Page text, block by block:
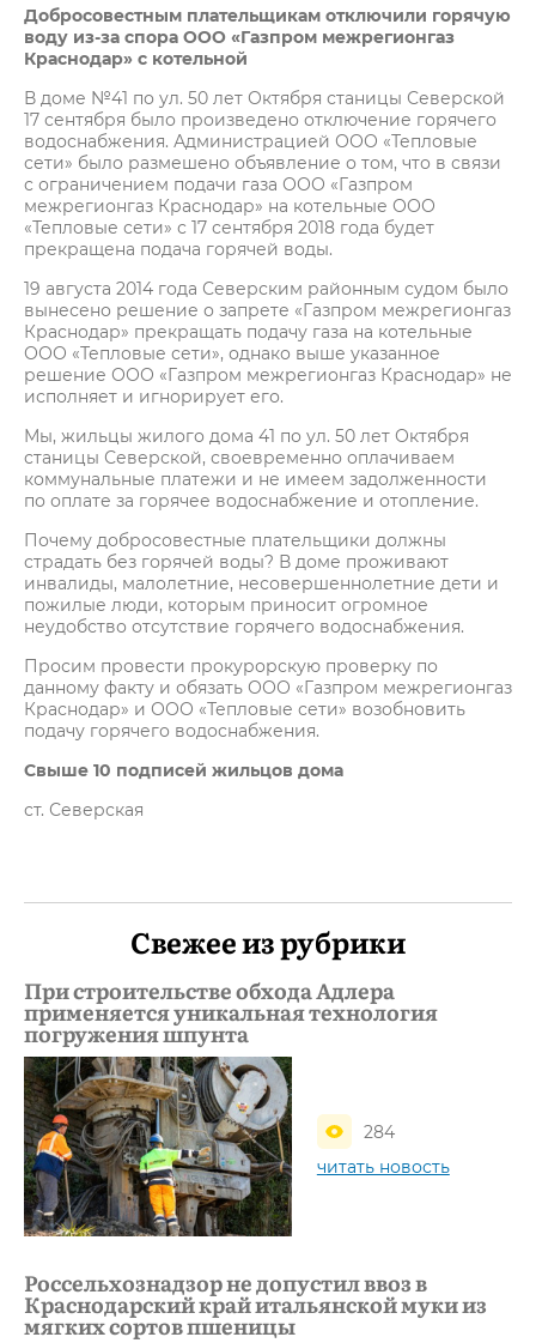
Добросовестным плательщикам отключили горячую
воду из-за спора ООО «Газпром межрегионгаз
Краснодар» с котельной
В доме №41 по ул. 50 лет Октября станицы Северской
17 сентября было произведено отключение горячего
водоснабжения. Администрацией ООО «Тепловые
сети» было размешено объявление о том, что в связи
с ограничением подачи газа ООО «Газпром
межрегионгаз Краснодар» на котельные ООО
«Тепловые сети» с 17 сентября 2018 года будет
прекращена подача горячей воды.
19 августа 2014 года Северским районным судом было
вынесено решение о запрете «Газпром межрегионгаз
Краснодар» прекращать подачу газа на котельные
ООО «Тепловые сети», однако выше указанное
решение ООО «Газпром межрегионгаз Краснодар» не
исполняет и игнорирует его.
Мы, жильцы жилого дома 41 по ул. 50 лет Октября
станицы Северской, своевременно оплачиваем
коммунальные платежи и не имеем задолженности
по оплате за горячее водоснабжение и отопление.
Почему добросовестные плательщики должны
страдать без горячей воды? В доме проживают
инвалиды, малолетние, несовершеннолетние дети и
пожилые люди, которым приносит огромное
неудобство отсутствие горячего водоснабжения.
Просим провести прокурорскую проверку по
данному факту и обязать ООО «Газпром межрегионгаз
Краснодар» и ООО «Тепловые сети» возобновить
подачу горячего водоснабжения.
Свыше 10 подписей жильцов дома
ст. Северская
Свежее из рубрики
При строительстве обхода Адлера
применяется уникальная технология
погружения шпунта
284
читать новость
Россельхознадзор не допустил ввоз в
Краснодарский край итальянской муки из
мягких сортов пшеницы